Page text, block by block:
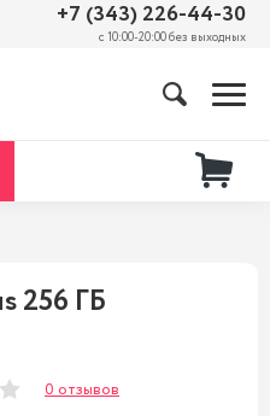
+7 (343) 226-44-30
с 10:00-20:00 без выходных
256 ГБ
0 отзывов